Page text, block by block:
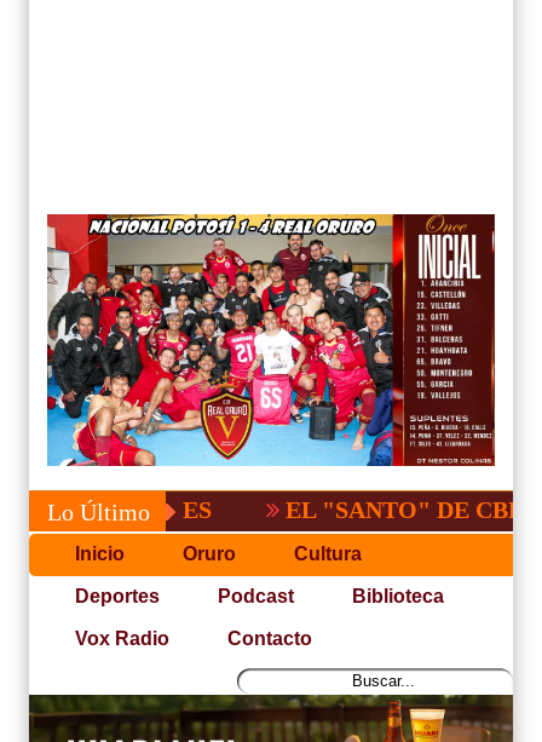
Lo Último EL "SANTO" DE CBBA,
Inicio Oruro Cultura
Deportes Podcast Biblioteca
Vox Radio Contacto